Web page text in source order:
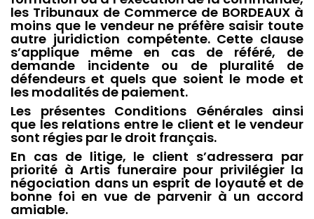
les Tribunaux de Commerce de BORDEAUX à
moins que le vendeur ne préfère saisir toute
autre juridiction compétente. Cette clause
s’applique même en cas de référé, de
demande incidente ou de pluralité de
défendeurs et quels que soient le mode et
les modalités de paiement.
Les présentes Conditions Générales ainsi
que les relations entre le client et le vendeur
sont régies par le droit français.
En cas de litige, le client s’adressera par
priorité à Artis funeraire pour privilégier la
négociation dans un esprit de loyauté et de
bonne foi en vue de parvenir à un accord
amiable.